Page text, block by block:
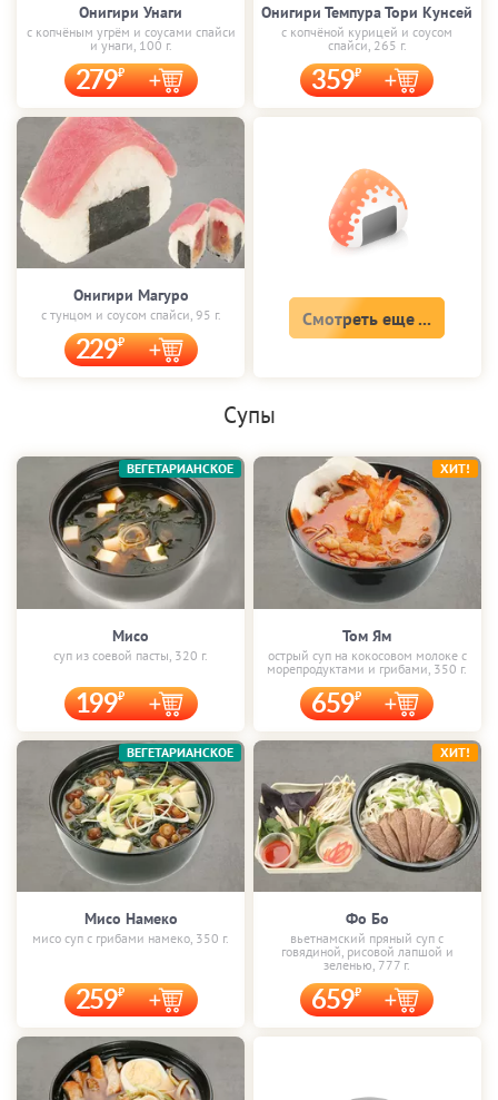
Онигири Унаги
с копчёным угрём и соусами спайси
и унаги, 100 г.
279
Онигири Темпура Тори Кунсей
с копчёной курицей и соусом
спайси, 265 г.
359
Онигири Магуро
с тунцом и соусом спайси, 95 г.
229
Смотреть еще ...
Супы
Мисо
суп из соевой пасты, 320 г.
199
ВЕГЕТАРИАНСКОЕ
Том Ям
острый суп на кокосовом молоке с
морепродуктами и грибами, 350 г.
659
ХИТ!
Мисо Намеко
мисо суп с грибами намеко, 350 г.
259
ВЕГЕТАРИАНСКОЕ
Фо Бо
вьетнамский пряный суп с
говядиной, рисовой лапшой и
зеленью, 777 г.
659
ХИТ!